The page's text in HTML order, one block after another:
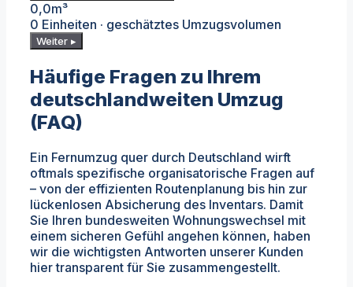
0,0m³
0 Einheiten · geschätztes Umzugsvolumen
Weiter ▸
Häufige Fragen zu Ihrem
deutschlandweiten Umzug
(FAQ)
Ein Fernumzug quer durch Deutschland wirft
oftmals spezifische organisatorische Fragen auf
– von der effizienten Routenplanung bis hin zur
lückenlosen Absicherung des Inventars. Damit
Sie Ihren bundesweiten Wohnungswechsel mit
einem sicheren Gefühl angehen können, haben
wir die wichtigsten Antworten unserer Kunden
hier transparent für Sie zusammengestellt.